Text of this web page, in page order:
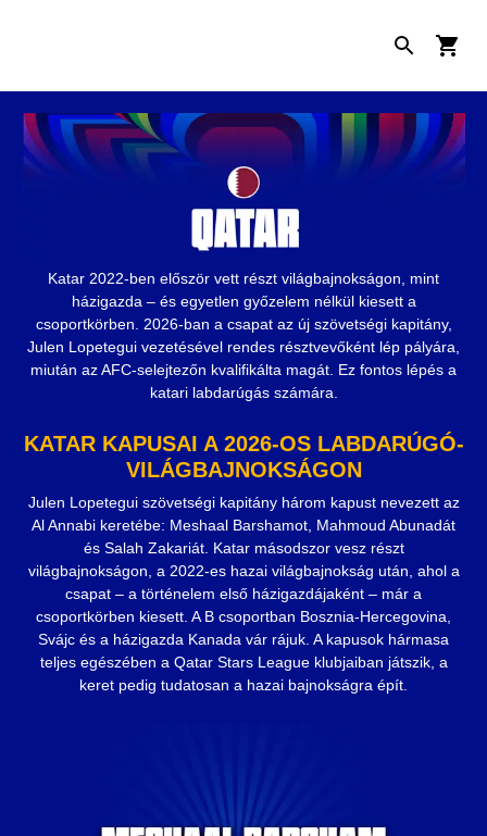
Katar 2022-ben először vett részt világbajnokságon, mint
házigazda – és egyetlen győzelem nélkül kiesett a
csoportkörben. 2026-ban a csapat az új szövetségi kapitány,
Julen Lopetegui vezetésével rendes résztvevőként lép pályára,
miután az AFC-selejtezőn kvalifikálta magát. Ez fontos lépés a
katari labdarúgás számára.
KATAR KAPUSAI A 2026-OS LABDARÚGÓ-
VILÁGBAJNOKSÁGON
Julen Lopetegui szövetségi kapitány három kapust nevezett az
Al Annabi keretébe: Meshaal Barshamot, Mahmoud Abunadát
és Salah Zakariát. Katar másodszor vesz részt
világbajnokságon, a 2022-es hazai világbajnokság után, ahol a
csapat – a történelem első házigazdájaként – már a
csoportkörben kiesett. A B csoportban Bosznia-Hercegovina,
Svájc és a házigazda Kanada vár rájuk. A kapusok hármasa
teljes egészében a Qatar Stars League klubjaiban játszik, a
keret pedig tudatosan a hazai bajnokságra épít.